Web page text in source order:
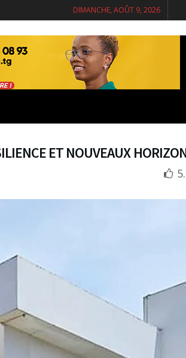
DIMANCHE, AOÛT 9, 2026
INTERVIEWS SANTE
ET NOUVEAUX